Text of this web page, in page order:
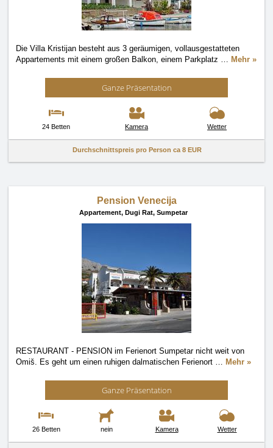
Die Villa Kristijan besteht aus 3 geräumigen, vollausgestatteten
Appartements mit einem großen Balkon, einem Parkplatz … Mehr »
Ganze Präsentation
24 Betten Kamera Wetter
Durchschnittspreis pro Person ca 8 EUR
Pension Venecija
Appartement, Dugi Rat, Sumpetar
RESTAURANT - PENSION im Ferienort Sumpetar nicht weit von
Omiš. Es geht um einen ruhigen dalmatischen Ferienort … Mehr »
Ganze Präsentation
26 Betten nein Kamera Wetter